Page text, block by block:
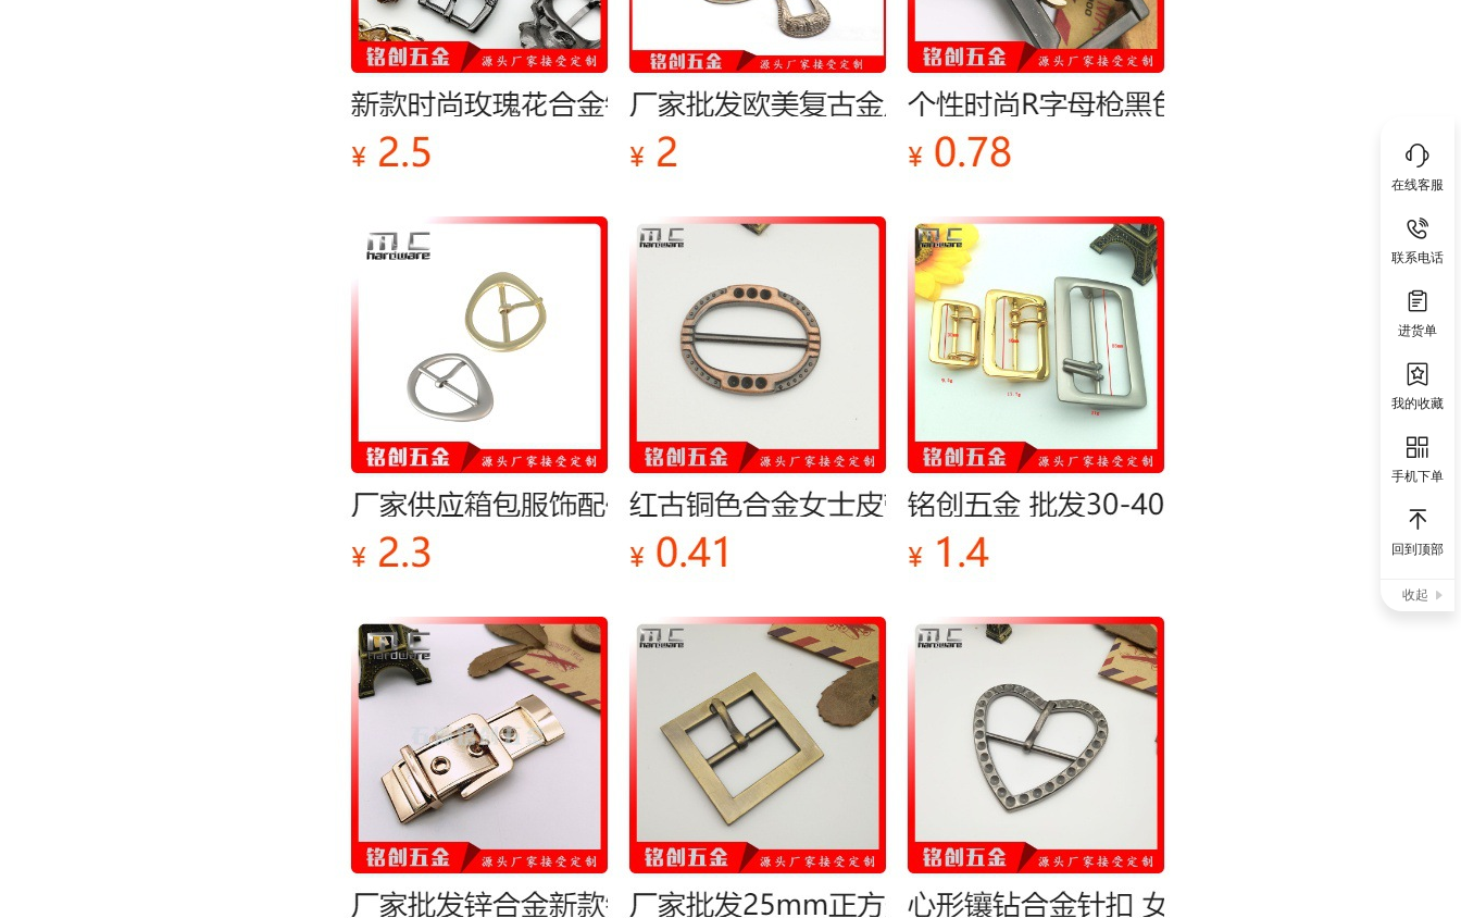
在线客服
联系电话
进货单
我的收藏
手机下单
回到顶部
收起